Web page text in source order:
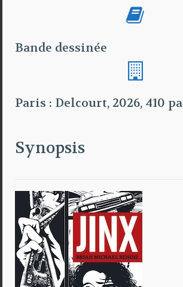
Bande dessinée
Paris : Delcourt, 2026, 410
Synopsis